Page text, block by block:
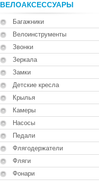
ВЕЛОАКСЕССУАРЫ
Багажники
Велоинструменты
Звонки
Зеркала
Замки
Детские кресла
Крылья
Камеры
Насосы
Педали
Флягодержатели
Фляги
Фонари